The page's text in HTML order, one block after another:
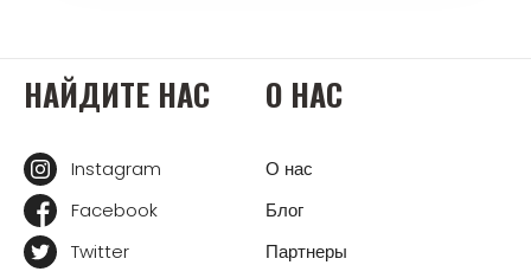
НАЙДИТЕ НАС
Instagram
Facebook
Twitter
О НАС
О нас
Блог
Партнеры